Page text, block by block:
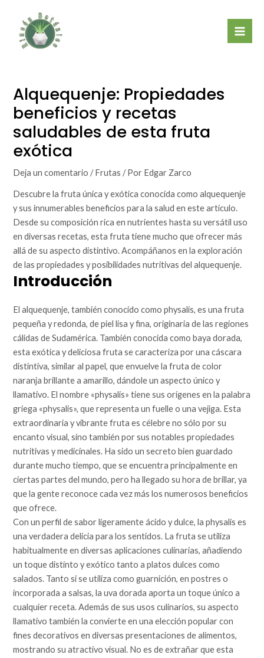
contenido
Alquequenje: Propiedades
beneficios y recetas
saludables de esta fruta
exótica
Deja un comentario /Frutas / Por Edgar Zarco
Descubre la fruta única y exótica conocida como alquequenje
y sus innumerables beneficios para la salud en este artículo.
Desde su composición rica en nutrientes hasta su versátil uso
en diversas recetas, esta fruta tiene mucho que ofrecer más
allá de su aspecto distintivo. Acompáñanos en la exploración
de las propiedades y posibilidades nutritivas del alquequenje.
Introducción
El alquequenje, también conocido como physalis, es una fruta
pequeña y redonda, de piel lisa y fina, originaria de las regiones
cálidas de Sudamérica. También conocida como baya dorada,
esta exótica y deliciosa fruta se caracteriza por una cáscara
distintiva, similar al papel, que envuelve la fruta de color
naranja brillante a amarillo, dándole un aspecto único y
llamativo. El nombre «physalis» tiene sus orígenes en la palabra
griega «physalis», que representa un fuelle o una vejiga. Esta
extraordinaria y vibrante fruta es célebre no sólo por su
encanto visual, sino también por sus notables propiedades
nutritivas y medicinales. Ha sido un secreto bien guardado
durante mucho tiempo, que se encuentra principalmente en
ciertas partes del mundo, pero ha llegado su hora de brillar, ya
que la gente reconoce cada vez más los numerosos beneficios
que ofrece.
Con un perfil de sabor ligeramente ácido y dulce, la physalis es
una verdadera delicia para los sentidos. La fruta se utiliza
habitualmente en diversas aplicaciones culinarias, añadiendo
un toque distinto y exótico tanto a platos dulces como
salados. Tanto si se utiliza como guarnición, en postres o
incorporada a salsas, la uva dorada aporta un toque único a
cualquier receta. Además de sus usos culinarios, su aspecto
llamativo también la convierte en una elección popular con
fines decorativos en diversas presentaciones de alimentos,
mostrando su atractivo visual. No es de extrañar que esta